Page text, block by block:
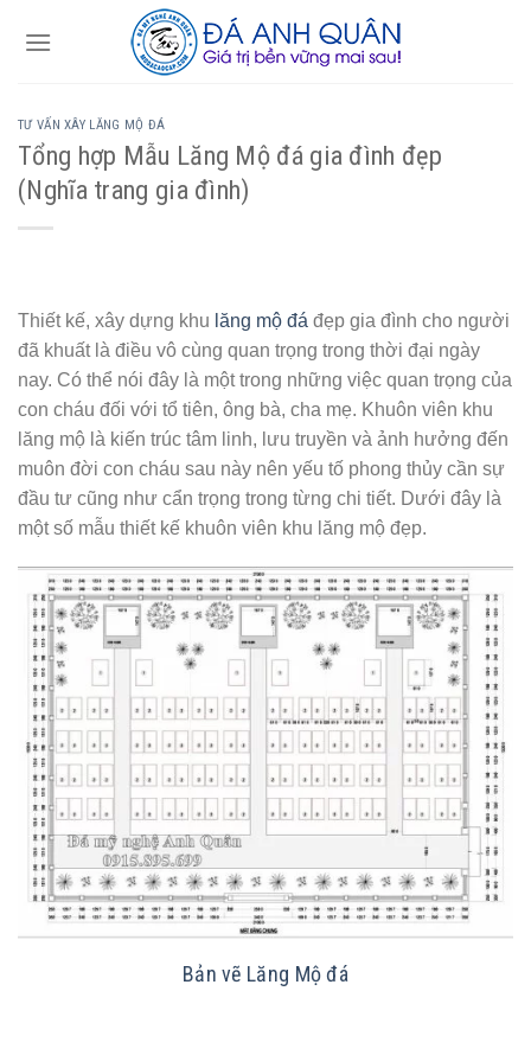
TƯ VẤN XÂY LĂNG MỘ ĐÁ
Tổng hợp Mẫu Lăng Mộ đá gia đình đẹp
(Nghĩa trang gia đình)
Thiết kế, xây dựng khu lăng mộ đá đẹp gia đình cho người
đã khuất là điều vô cùng quan trọng trong thời đại ngày
nay. Có thể nói đây là một trong những việc quan trọng của
con cháu đối với tổ tiên, ông bà, cha mẹ. Khuôn viên khu
lăng mộ là kiến trúc tâm linh, lưu truyền và ảnh hưởng đến
muôn đời con cháu sau này nên yếu tố phong thủy cần sự
đầu tư cũng như cẩn trọng trong từng chi tiết. Dưới đây là
một số mẫu thiết kế khuôn viên khu lăng mộ đẹp.
Bản vẽ Lăng Mộ đá